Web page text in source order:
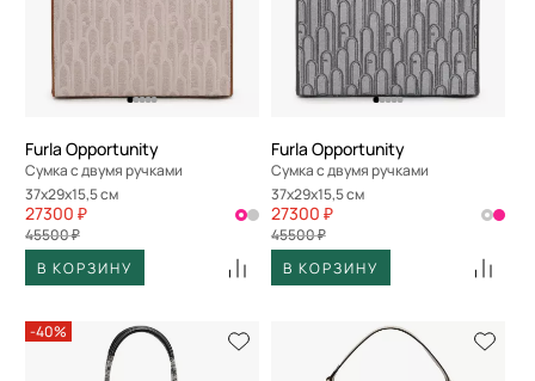
Furla Opportunity
Сумка с двумя ручками
37x29x15,5 см
27300 ₽
45500 ₽
В КОРЗИНУ
Furla Opportunity
Сумка с двумя ручками
37x29x15,5 см
27300 ₽
45500 ₽
В КОРЗИНУ
-40%